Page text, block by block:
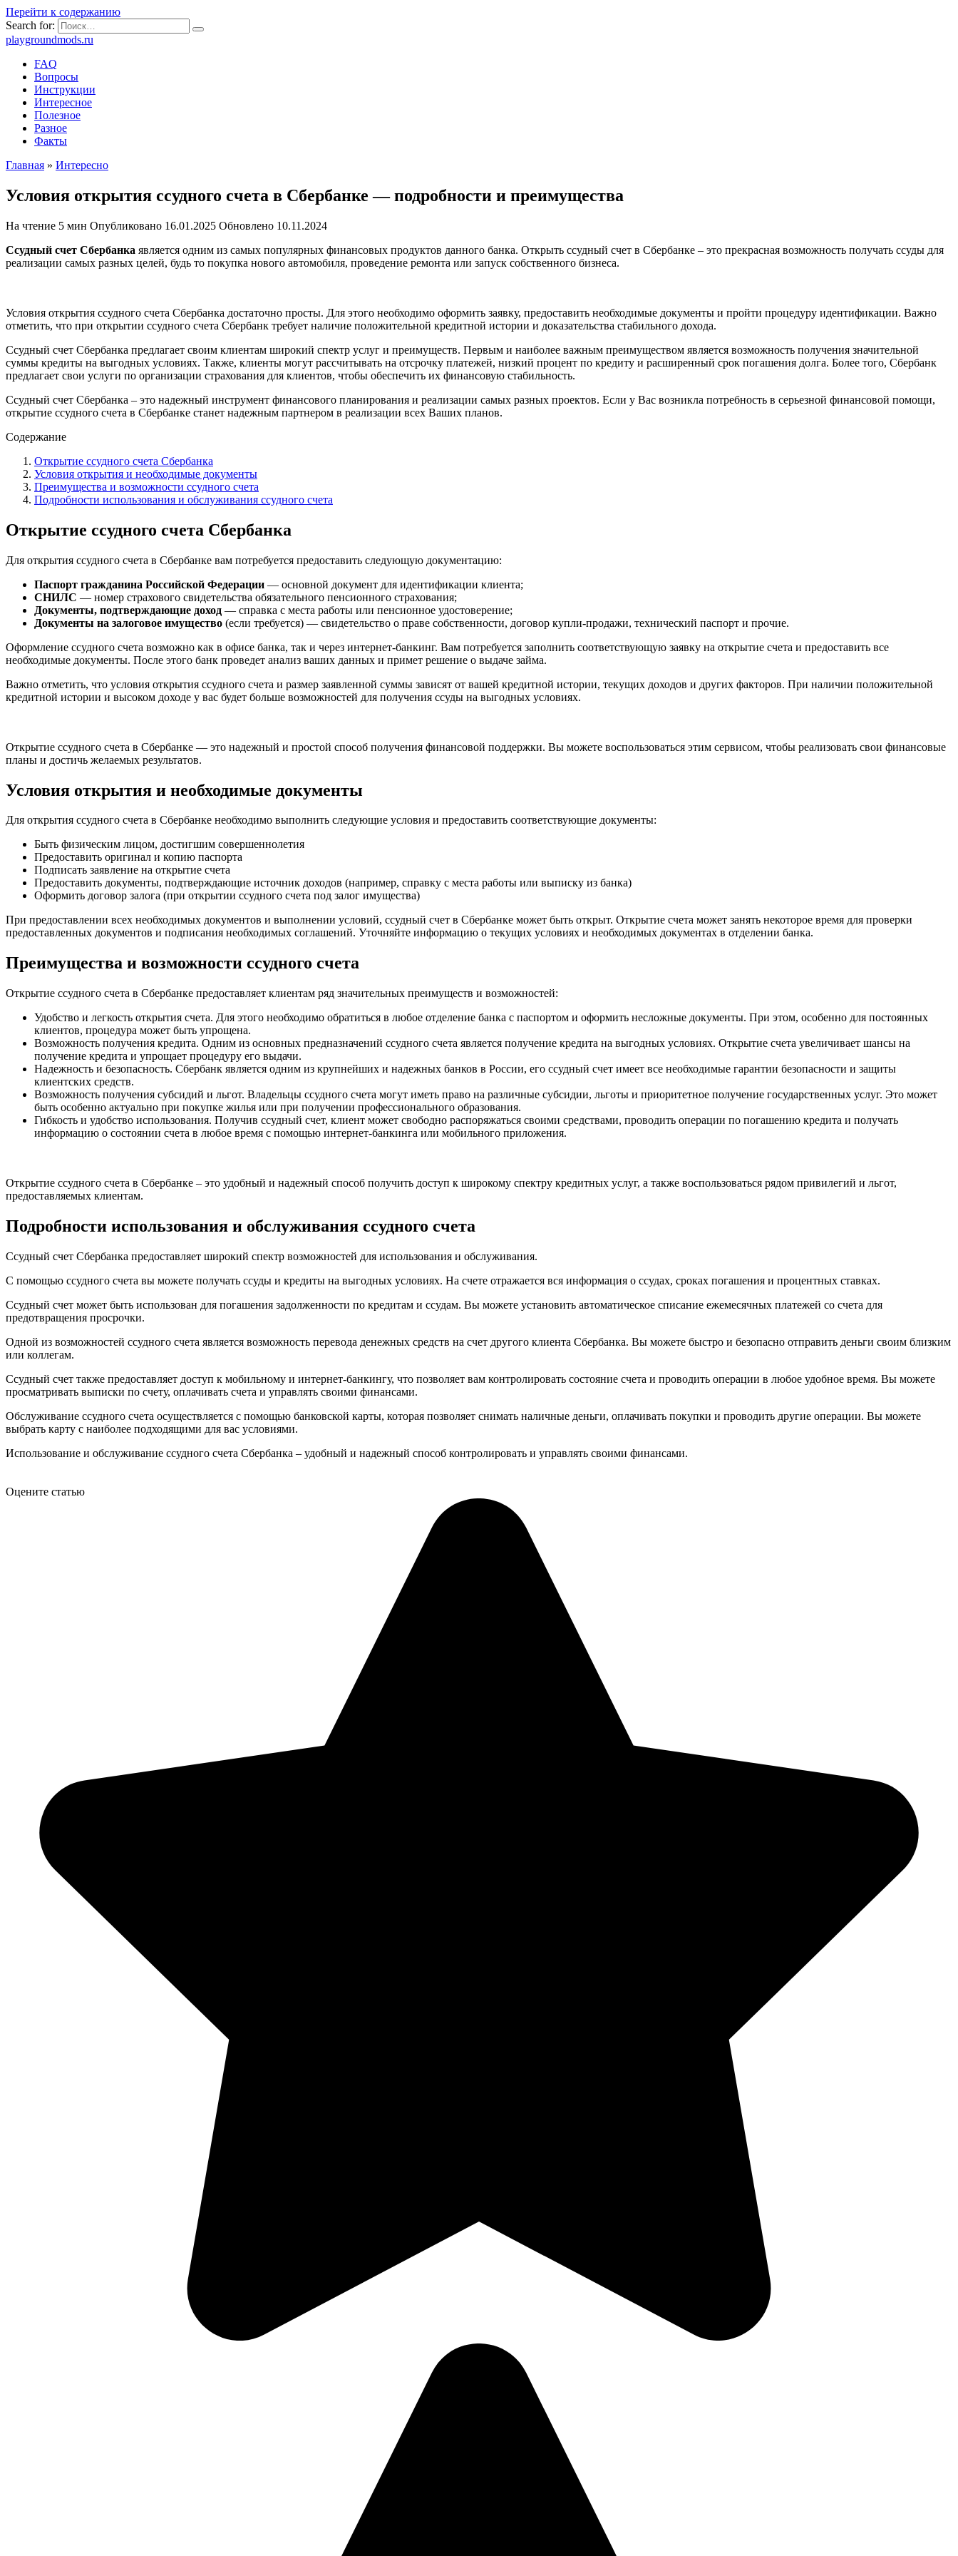
Перейти к содержанию
Search for:
playgroundmods.ru
FAQ
Вопросы
Инструкции
Интересное
Полезное
Разное
Факты
Главная » Интересно
Условия открытия ссудного счета в Сбербанке — подробности и преимущества
На чтение 5 мин Опубликовано 16.01.2025 Обновлено 10.11.2024
Ссудный счет Сбербанка является одним из самых популярных финансовых продуктов данного банка. Открыть ссудный счет в Сбербанке – это прекрасная возможность получать ссуды для
реализации самых разных целей, будь то покупка нового автомобиля, проведение ремонта или запуск собственного бизнеса.
Условия открытия ссудного счета Сбербанка достаточно просты. Для этого необходимо оформить заявку, предоставить необходимые документы и пройти процедуру идентификации. Важно
отметить, что при открытии ссудного счета Сбербанк требует наличие положительной кредитной истории и доказательства стабильного дохода.
Ссудный счет Сбербанка предлагает своим клиентам широкий спектр услуг и преимуществ. Первым и наиболее важным преимуществом является возможность получения значительной
суммы кредиты на выгодных условиях. Также, клиенты могут рассчитывать на отсрочку платежей, низкий процент по кредиту и расширенный срок погашения долга. Более того, Сбербанк
предлагает свои услуги по организации страхования для клиентов, чтобы обеспечить их финансовую стабильность.
Ссудный счет Сбербанка – это надежный инструмент финансового планирования и реализации самых разных проектов. Если у Вас возникла потребность в серьезной финансовой помощи,
открытие ссудного счета в Сбербанке станет надежным партнером в реализации всех Ваших планов.
Содержание
Открытие ссудного счета Сбербанка
Условия открытия и необходимые документы
Преимущества и возможности ссудного счета
Подробности использования и обслуживания ссудного счета
Открытие ссудного счета Сбербанка
Для открытия ссудного счета в Сбербанке вам потребуется предоставить следующую документацию:
Паспорт гражданина Российской Федерации — основной документ для идентификации клиента;
СНИЛС — номер страхового свидетельства обязательного пенсионного страхования;
Документы, подтверждающие доход — справка с места работы или пенсионное удостоверение;
Документы на залоговое имущество (если требуется) — свидетельство о праве собственности, договор купли-продажи, технический паспорт и прочие.
Оформление ссудного счета возможно как в офисе банка, так и через интернет-банкинг. Вам потребуется заполнить соответствующую заявку на открытие счета и предоставить все
необходимые документы. После этого банк проведет анализ ваших данных и примет решение о выдаче займа.
Важно отметить, что условия открытия ссудного счета и размер заявленной суммы зависят от вашей кредитной истории, текущих доходов и других факторов. При наличии положительной
кредитной истории и высоком доходе у вас будет больше возможностей для получения ссуды на выгодных условиях.
Открытие ссудного счета в Сбербанке — это надежный и простой способ получения финансовой поддержки. Вы можете воспользоваться этим сервисом, чтобы реализовать свои финансовые
планы и достичь желаемых результатов.
Условия открытия и необходимые документы
Для открытия ссудного счета в Сбербанке необходимо выполнить следующие условия и предоставить соответствующие документы:
Быть физическим лицом, достигшим совершеннолетия
Предоставить оригинал и копию паспорта
Подписать заявление на открытие счета
Предоставить документы, подтверждающие источник доходов (например, справку с места работы или выписку из банка)
Оформить договор залога (при открытии ссудного счета под залог имущества)
При предоставлении всех необходимых документов и выполнении условий, ссудный счет в Сбербанке может быть открыт. Открытие счета может занять некоторое время для проверки
предоставленных документов и подписания необходимых соглашений. Уточняйте информацию о текущих условиях и необходимых документах в отделении банка.
Преимущества и возможности ссудного счета
Открытие ссудного счета в Сбербанке предоставляет клиентам ряд значительных преимуществ и возможностей:
Удобство и легкость открытия счета. Для этого необходимо обратиться в любое отделение банка с паспортом и оформить несложные документы. При этом, особенно для постоянных
клиентов, процедура может быть упрощена.
Возможность получения кредита. Одним из основных предназначений ссудного счета является получение кредита на выгодных условиях. Открытие счета увеличивает шансы на
получение кредита и упрощает процедуру его выдачи.
Надежность и безопасность. Сбербанк является одним из крупнейших и надежных банков в России, его ссудный счет имеет все необходимые гарантии безопасности и защиты
клиентских средств.
Возможность получения субсидий и льгот. Владельцы ссудного счета могут иметь право на различные субсидии, льготы и приоритетное получение государственных услуг. Это может
быть особенно актуально при покупке жилья или при получении профессионального образования.
Гибкость и удобство использования. Получив ссудный счет, клиент может свободно распоряжаться своими средствами, проводить операции по погашению кредита и получать
информацию о состоянии счета в любое время с помощью интернет-банкинга или мобильного приложения.
Открытие ссудного счета в Сбербанке – это удобный и надежный способ получить доступ к широкому спектру кредитных услуг, а также воспользоваться рядом привилегий и льгот,
предоставляемых клиентам.
Подробности использования и обслуживания ссудного счета
Ссудный счет Сбербанка предоставляет широкий спектр возможностей для использования и обслуживания.
С помощью ссудного счета вы можете получать ссуды и кредиты на выгодных условиях. На счете отражается вся информация о ссудах, сроках погашения и процентных ставках.
Ссудный счет может быть использован для погашения задолженности по кредитам и ссудам. Вы можете установить автоматическое списание ежемесячных платежей со счета для
предотвращения просрочки.
Одной из возможностей ссудного счета является возможность перевода денежных средств на счет другого клиента Сбербанка. Вы можете быстро и безопасно отправить деньги своим близким
или коллегам.
Ссудный счет также предоставляет доступ к мобильному и интернет-банкингу, что позволяет вам контролировать состояние счета и проводить операции в любое удобное время. Вы можете
просматривать выписки по счету, оплачивать счета и управлять своими финансами.
Обслуживание ссудного счета осуществляется с помощью банковской карты, которая позволяет снимать наличные деньги, оплачивать покупки и проводить другие операции. Вы можете
выбрать карту с наиболее подходящими для вас условиями.
Использование и обслуживание ссудного счета Сбербанка – удобный и надежный способ контролировать и управлять своими финансами.
Оцените статью